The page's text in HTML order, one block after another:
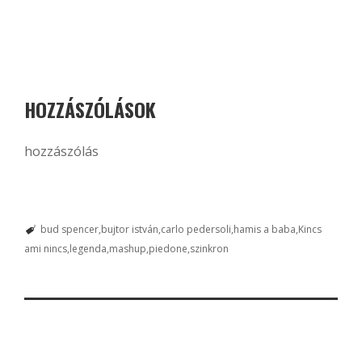
HOZZÁSZÓLÁSOK
hozzászólás
bud spencer bujtor istván carlo pedersoli hamis a baba Kincs
ami nincs legenda mashup piedone szinkron